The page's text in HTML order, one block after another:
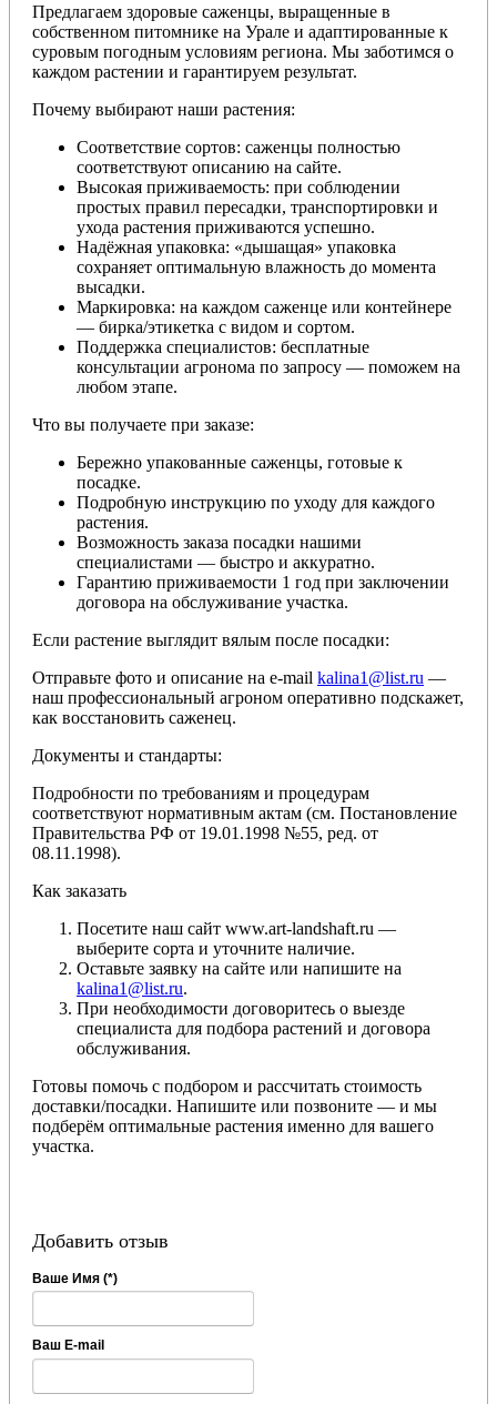
Предлагаем здоровые саженцы, выращенные в
собственном питомнике на Урале и адаптированные к
суровым погодным условиям региона. Мы заботимся о
каждом растении и гарантируем результат.
Почему выбирают наши растения:
Соответствие сортов: саженцы полностью
соответствуют описанию на сайте.
Высокая приживаемость: при соблюдении
простых правил пересадки, транспортировки и
ухода растения приживаются успешно.
Надёжная упаковка: «дышащая» упаковка
сохраняет оптимальную влажность до момента
высадки.
Маркировка: на каждом саженце или контейнере
— бирка/этикетка с видом и сортом.
Поддержка специалистов: бесплатные
консультации агронома по запросу — поможем на
любом этапе.
Что вы получаете при заказе:
Бережно упакованные саженцы, готовые к
посадке.
Подробную инструкцию по уходу для каждого
растения.
Возможность заказа посадки нашими
специалистами — быстро и аккуратно.
Гарантию приживаемости 1 год при заключении
договора на обслуживание участка.
Если растение выглядит вялым после посадки:
Отправьте фото и описание на e-mail kalina1@list.ru —
наш профессиональный агроном оперативно подскажет,
как восстановить саженец.
Документы и стандарты:
Подробности по требованиям и процедурам
соответствуют нормативным актам (см. Постановление
Правительства РФ от 19.01.1998 №55, ред. от
08.11.1998).
Как заказать
Посетите наш сайт www.art-landshaft.ru —
выберите сорта и уточните наличие.
Оставьте заявку на сайте или напишите на
kalina1@list.ru.
При необходимости договоритесь о выезде
специалиста для подбора растений и договора
обслуживания.
Готовы помочь с подбором и рассчитать стоимость
доставки/посадки. Напишите или позвоните — и мы
подберём оптимальные растения именно для вашего
участка.
Добавить отзыв
Ваше Имя (*)
Ваш E-mail